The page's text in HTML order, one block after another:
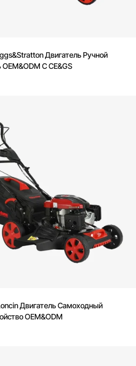
Двигатель Ручной
OEM&ODM С CE&GS
Двигатель Самоходный
OEM&ODM